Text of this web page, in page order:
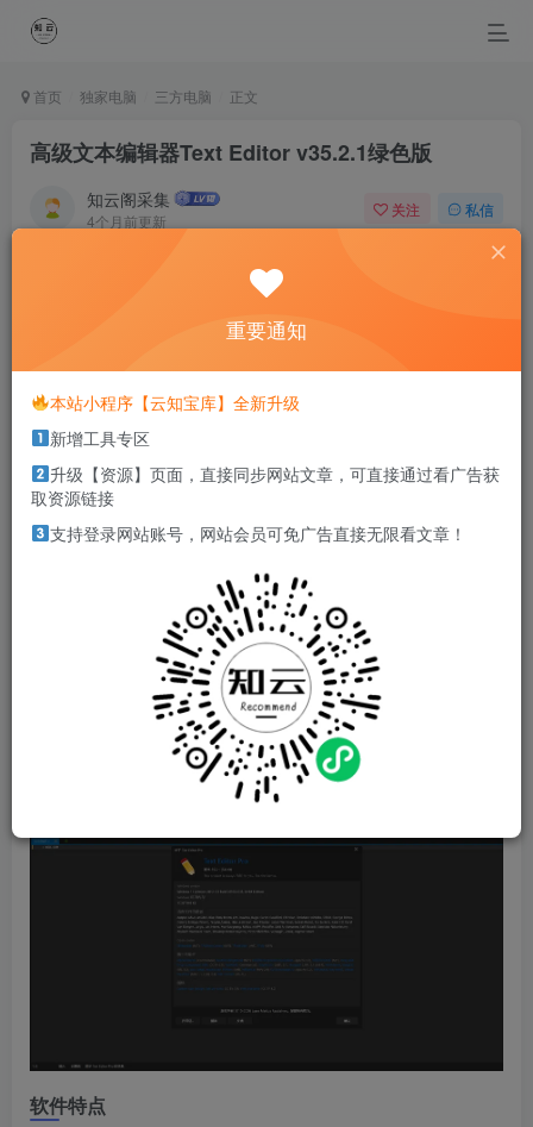
首页 独家电脑 三方电脑 正文
高级文本编辑器Text Editor v35.2.1绿色版
知云阁采集
4个月前更新
关注 私信
When we learn to treasure simple happiness then we will
be winners in life.
本站部分资源打包为压缩包以方便分享，涉及较多
解压密码，如果你下载的资源需要解压密码，请点
击解压密码查看
软件介绍
Text Editor Pro作为一个免费的高级文本编辑器，它带有的各
种特性能够大大提高你处理文本的效率，如标签页设计，侧
边栏功能，语法高亮等功能，而且它还支持单栏、双栏甚至
是三栏显示，方便你对比和编辑多个文本。
软件特点
重要通知
本站小程序【云知宝库】全新升级
新增工具专区
升级【资源】页面，直接同步网站文章，可直接通过看广告获
取资源链接
支持登录网站账号，网站会员可免广告直接无限看文章！